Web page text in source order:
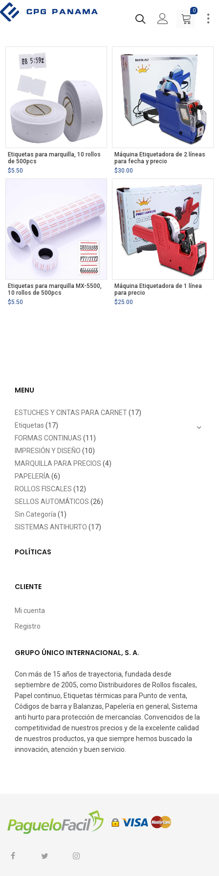
0
Etiquetas para marquilla, 10 rollos
de 500pcs
$5.50
Máquina Etiquetadora de 2 líneas
para fecha y precio
$30.00
Etiquetas para marquilla MX-5500,
10 rollos de 500pcs
$5.50
Máquina Etiquetadora de 1 línea
para precio
$25.00
MENU
ESTUCHES Y CINTAS PARA CARNET(17)
Etiquetas (17)
FORMAS CONTINUAS (11)
IMPRESIÓN Y DISEÑO (10)
MARQUILLA PARA PRECIOS (4)
PAPELERÍA(6)
ROLLOS FISCALES (12)
SELLOS AUTOMÁTICOS (26)
Sin Categoría(1)
SISTEMAS ANTIHURTO (17)
POLÍTICAS
CLIENTE
Mi cuenta
Registro
GRUPO ÚNICO INTERNACIONAL, S. A.
Con más de 15 años de trayectoria, fundada desde
septiembre de 2005, como Distribuidores de Rollos fiscales,
Papel continuo, Etiquetas térmicas para Punto de venta,
Códigos de barra y Balanzas, Papelería en general, Sistema
anti hurto para protección de mercancías. Convencidos de la
competitividad de nuestros precios y de la excelente calidad
de nuestros productos, ya que siempre hemos buscado la
innovación, atención y buen servicio.